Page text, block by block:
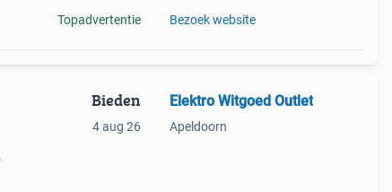
Topadvertentie Bezoek website
Bieden
4 aug 26
Elektro Witgoed Outlet
Apeldoorn